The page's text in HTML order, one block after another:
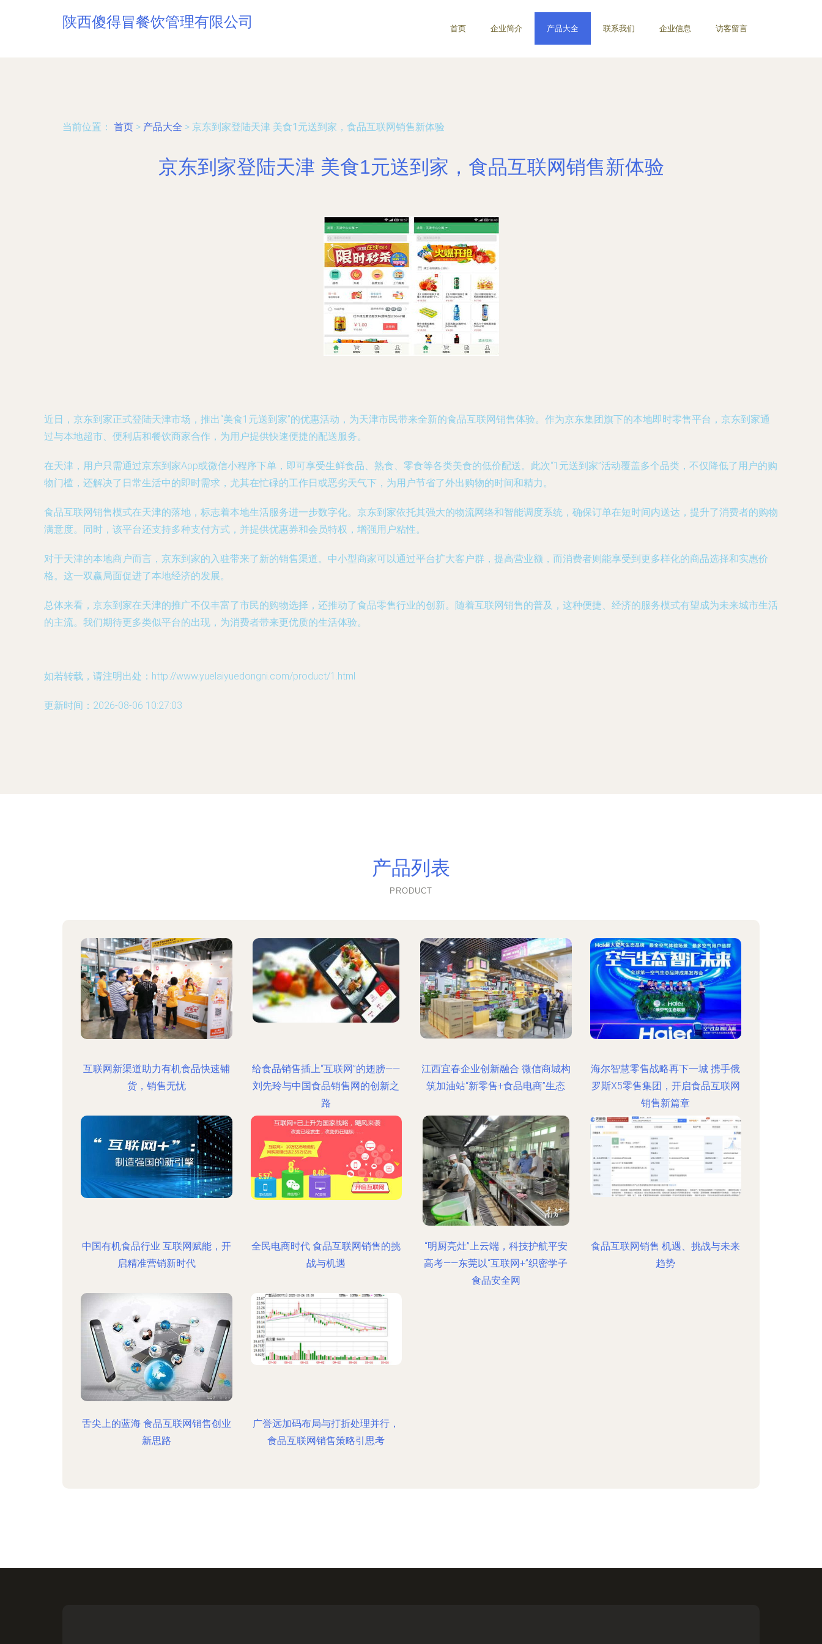
陕西傻得冒餐饮管理有限公司 首页 企业简介 产品大全 联系我们 企业信息 访客留言
当前位置： 首页 > 产品大全 > 京东到家登陆天津 美食1元送到家，食品互联网销售新体验
京东到家登陆天津 美食1元送到家，食品互联网销售新体验
近日，京东到家正式登陆天津市场，推出“美食1元送到家”的优惠活动，为天津市民带来全新的食品互联网销售体验。作为京东集团旗下的本地即时零售平台，京东到家通
过与本地超市、便利店和餐饮商家合作，为用户提供快速便捷的配送服务。
在天津，用户只需通过京东到家App或微信小程序下单，即可享受生鲜食品、熟食、零食等各类美食的低价配送。此次“1元送到家”活动覆盖多个品类，不仅降低了用户的购
物门槛，还解决了日常生活中的即时需求，尤其在忙碌的工作日或恶劣天气下，为用户节省了外出购物的时间和精力。
食品互联网销售模式在天津的落地，标志着本地生活服务进一步数字化。京东到家依托其强大的物流网络和智能调度系统，确保订单在短时间内送达，提升了消费者的购物
满意度。同时，该平台还支持多种支付方式，并提供优惠券和会员特权，增强用户粘性。
对于天津的本地商户而言，京东到家的入驻带来了新的销售渠道。中小型商家可以通过平台扩大客户群，提高营业额，而消费者则能享受到更多样化的商品选择和实惠价
格。这一双赢局面促进了本地经济的发展。
总体来看，京东到家在天津的推广不仅丰富了市民的购物选择，还推动了食品零售行业的创新。随着互联网销售的普及，这种便捷、经济的服务模式有望成为未来城市生活
的主流。我们期待更多类似平台的出现，为消费者带来更优质的生活体验。
如若转载，请注明出处：http://www.yuelaiyuedongni.com/product/1.html
更新时间：2026-08-06 10:27:03
产品列表
PRODUCT
互联网新渠道助力有机食品快速铺
货，销售无忧
给食品销售插上“互联网”的翅膀——
刘先玲与中国食品销售网的创新之
路
江西宜春企业创新融合 微信商城构
筑加油站“新零售+食品电商”生态
海尔智慧零售战略再下一城 携手俄
罗斯X5零售集团，开启食品互联网
销售新篇章
中国有机食品行业 互联网赋能，开
启精准营销新时代
全民电商时代 食品互联网销售的挑
战与机遇
“明厨亮灶”上云端，科技护航平安
高考——东莞以“互联网+”织密学子
食品安全网
食品互联网销售 机遇、挑战与未来
趋势
舌尖上的蓝海 食品互联网销售创业
新思路
广誉远加码布局与打折处理并行，
食品互联网销售策略引思考